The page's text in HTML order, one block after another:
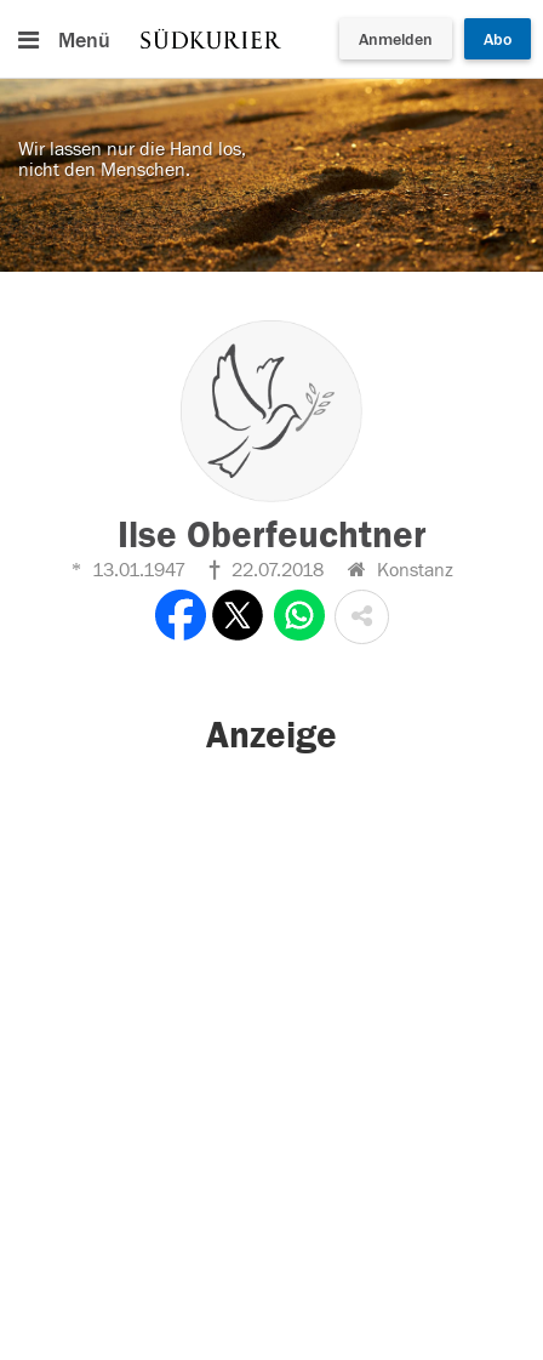
Menü Anmelden Abo
Wir lassen nur die Hand los,
nicht den Menschen.
Ilse Oberfeuchtner
13.01.1947 22.07.2018 Konstanz
Anzeige